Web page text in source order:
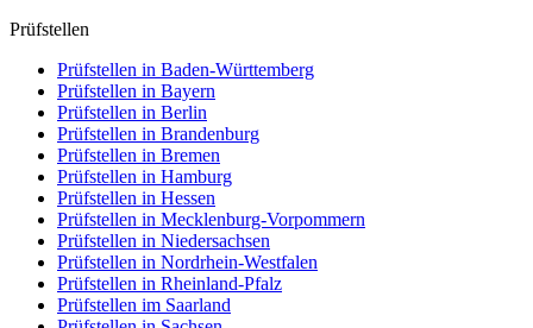
Prüfstellen
Prüfstellen in Baden-Württemberg
Prüfstellen in Bayern
Prüfstellen in Berlin
Prüfstellen in Brandenburg
Prüfstellen in Bremen
Prüfstellen in Hamburg
Prüfstellen in Hessen
Prüfstellen in Mecklenburg-Vorpommern
Prüfstellen in Niedersachsen
Prüfstellen in Nordrhein-Westfalen
Prüfstellen in Rheinland-Pfalz
Prüfstellen im Saarland